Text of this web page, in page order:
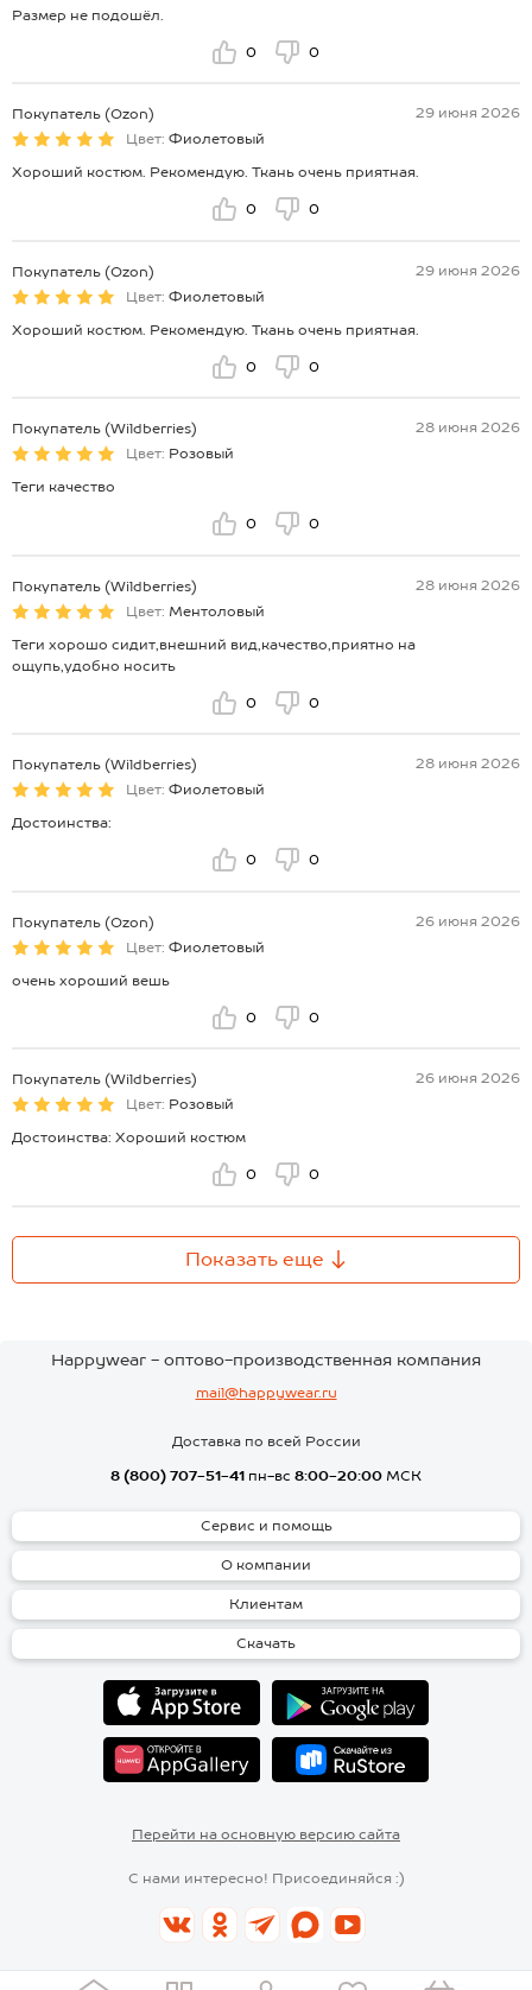
Размер не подошёл.
0 0
Покупатель (Ozon)
29 июня 2026
Цвет: Фиолетовый
Хороший костюм. Рекомендую. Ткань очень приятная.
0 0
Покупатель (Ozon)
29 июня 2026
Цвет: Фиолетовый
Хороший костюм. Рекомендую. Ткань очень приятная.
0 0
Покупатель (Wildberries)
28 июня 2026
Цвет: Розовый
Теги качество
0 0
Покупатель (Wildberries)
28 июня 2026
Цвет: Ментоловый
Теги хорошо сидит,внешний вид,качество,приятно на
ощупь,удобно носить
0 0
Покупатель (Wildberries)
28 июня 2026
Цвет: Фиолетовый
Достоинства:
0 0
Покупатель (Ozon)
26 июня 2026
Цвет: Фиолетовый
очень хороший вешь
0 0
Покупатель (Wildberries)
26 июня 2026
Цвет: Розовый
Достоинства: Хороший костюм
0 0
Показать еще
Happywear - оптово-производственная компания
mail@happywear.ru
Доставка по всей России
8 (800) 707-51-41 пн-вс 8:00-20:00 МСК
Сервис и помощь
О компании
Клиентам
Скачать
Перейти на основную версию сайта
С нами интересно! Присоединяйся :)